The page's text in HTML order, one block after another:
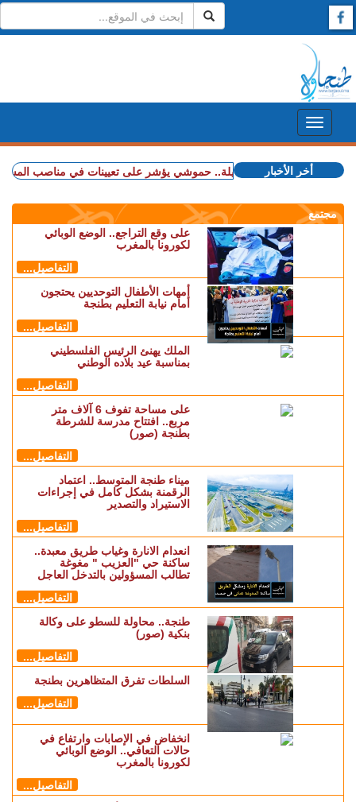
+ شملت طنجة وأصيلة.. حموشي يؤشر على تعيينات في مناصب المسؤولية بعدد
أخر الأخبار
مجتمع
على وقع التراجع.. الوضع الوبائي
لكورونا بالمغرب
التفاصيل...
أمهات الأطفال التوحديين يحتجون
أمام نيابة التعليم بطنجة
التفاصيل...
الملك يهنئ الرئيس الفلسطيني
بمناسبة عيد بلاده الوطني
التفاصيل...
على مساحة تفوف 6 آلاف متر
مربع.. افتتاح مدرسة للشرطة
بطنجة (صور)
التفاصيل...
ميناء طنجة المتوسط.. اعتماد
الرقمنة بشكل كامل في إجراءات
الاستيراد والتصدير
التفاصيل...
انعدام الانارة وغياب طريق معبدة..
ساكنة حي "العزيب " مغوغة
تطالب المسؤولين بالتدخل العاجل
التفاصيل...
طنجة.. محاولة للسطو على وكالة
بنكية (صور)
التفاصيل...
السلطات تفرق المتظاهرين بطنجة
التفاصيل...
انخفاض في الإصابات وارتفاع في
حالات التعافي.. الوضع الوبائي
لكورونا بالمغرب
التفاصيل...